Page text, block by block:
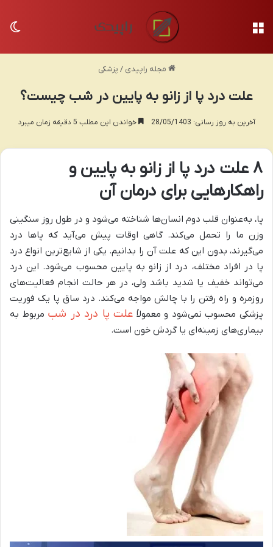
مجله راپیدی / پزشکی
علت درد پا از زانو به پایین در شب چیست؟
آخرین به روز رسانی: 28/05/1403 خواندن این مطلب 5 دقیقه زمان میبرد
۸ علت درد پا از زانو به پایین و
راهکارهایی برای درمان آن
پا، به‌عنوان قلب دوم انسان‌ها شناخته می‌شود و در طول روز سنگینی
وزن ما را تحمل می‌کند. گاهی اوقات پیش می‌آید که پاها درد
می‌گیرند، بدون این که علت آن را بدانیم. یکی از شایع‌ترین انواع درد
پا در افراد مختلف، درد از زانو به پایین محسوب می‌شود. این درد
می‌تواند خفیف یا شدید باشد ولی، در هر حالت انجام فعالیت‌های
روزمره و راه رفتن را با چالش مواجه می‌کند. درد ساق پا یک فوریت
پزشکی محسوب نمی‌شود و معمولاً علت پا درد در شب مربوط به
بیماری‌های زمینه‌ای یا گردش خون است.